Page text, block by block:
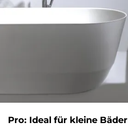
Pro: Ideal für kleine Bäder